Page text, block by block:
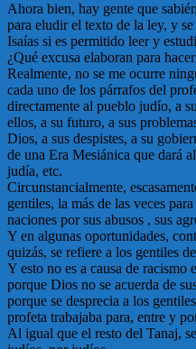
Ahora bien, hay gente que
para eludir el texto de la ley, y
Isaías si es permitido leer y
¿Qué excusa elaboran para
Realmente, no se me ocurre
cada uno de los párrafos del
directamente al pueblo judío, a
ellos, a su futuro, a sus
Dios, a sus despistes, a su
de una Era Mesiánica que dará
judía, etc.
Circunstancialmente,
gentiles, la más de las veces
naciones por sus abusos , sus
Y en algunas oportunidades,
quizás, se refiere a los gentiles
Y esto no es a causa de
porque Dios no se acuerda de
porque se desprecia a los
profeta trabajaba para, entre y
Al igual que el resto del Tanaj,